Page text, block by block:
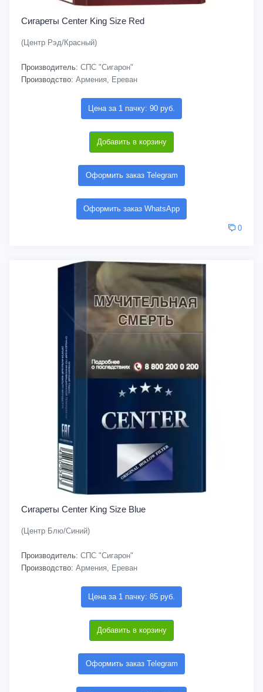
Сигареты Center King Size Red
(Центр Рэд/Красный)
Производитель: СПС "Сигарон"
Производство: Армения, Ереван
Цена за 1 пачку: 90 руб.
Добавить в корзину
Оформить заказ Telegram
Оформить заказ WhatsApp
0
Сигареты Center King Size Blue
(Центр Блю/Синий)
Производитель: СПС "Сигарон"
Производство: Армения, Ереван
Цена за 1 пачку: 85 руб.
Добавить в корзину
Оформить заказ Telegram